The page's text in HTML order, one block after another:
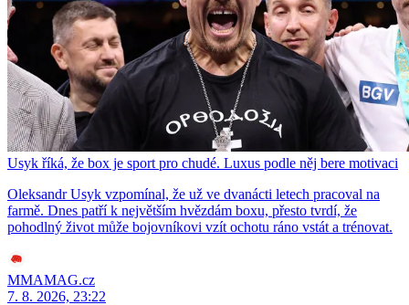
Usyk říká, že box je sport pro chudé. Luxus podle něj bere motivaci
Oleksandr Usyk vzpomínal, že už ve dvanácti letech pracoval na
farmě. Dnes patří k největším hvězdám boxu, přesto tvrdí, že
pohodlný život může bojovníkovi vzít ochotu ráno vstát a trénovat.
MMAMAG.cz
7. 8. 2026, 23:22